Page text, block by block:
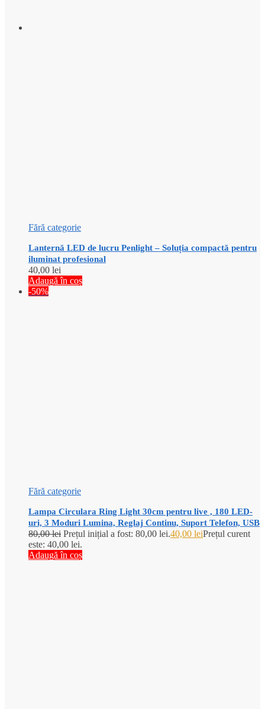
Fără categorie
Lanternă LED de lucru Penlight – Soluția compactă pentru
iluminat profesional
40,00 lei
Adaugă în coș
-50%
Fără categorie
Lampa Circulara Ring Light 30cm pentru live , 180 LED-
uri, 3 Moduri Lumina, Reglaj Continu, Suport Telefon, USB
80,00lei Prețul inițial a fost: 80,00 lei.40,00 leiPrețul curent
este: 40,00 lei.
Adaugă în coș